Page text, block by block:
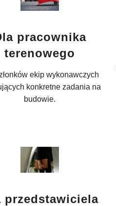
pracownika
terenowego
ekip wykonawczych
konkretne zadania na
budowie.
przedstawiciela